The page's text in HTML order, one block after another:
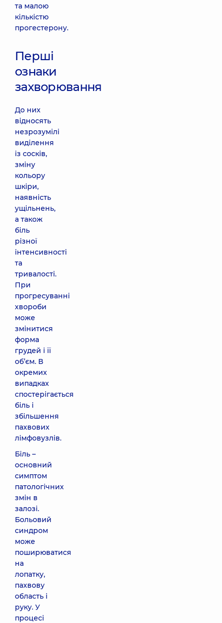
та малою
кількістю
прогестерону.
Перші
ознаки
захворювання
До них
відносять
незрозумілі
виділення
із сосків,
зміну
кольору
шкіри,
наявність
ущільнень,
а також
біль
різної
інтенсивності
та
тривалості.
При
прогресуванні
хвороби
може
змінитися
форма
грудей і її
об’єм. В
окремих
випадках
спостерігається
біль і
збільшення
пахвових
лімфовузлів.
Біль –
основний
симптом
патологічних
змін в
залозі.
Больовий
синдром
може
поширюватися
на
лопатку,
пахвову
область і
руку. У
процесі